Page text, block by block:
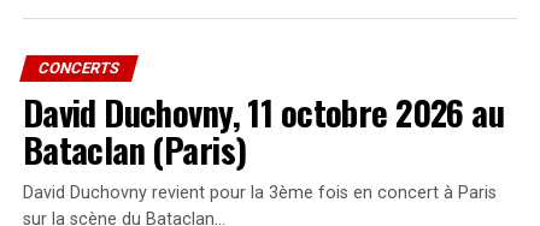
Laissez vos impressions de la tournée en commentaire dans cet
SUJETS ABORDÉS :
A LIRE AUSSI
[Concerts] RFM Party 2007 – Date de la Tournée
NE MANQUEZ PAS AUSSI
CONCERTS
David Duchovny, 11 octobre 2026 au
Bataclan (Paris)
David Duchovny revient pour la 3ème fois en concert à Paris
sur la scène du Bataclan…